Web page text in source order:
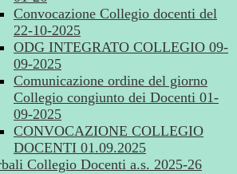
Convocazione Collegio docenti del
22-10-2025
ODG INTEGRATO COLLEGIO 09-
09-2025
Comunicazione ordine del giorno
Collegio congiunto dei Docenti 01-
09-2025
CONVOCAZIONE COLLEGIO
DOCENTI 01.09.2025
Collegio Docenti a.s. 2025-26